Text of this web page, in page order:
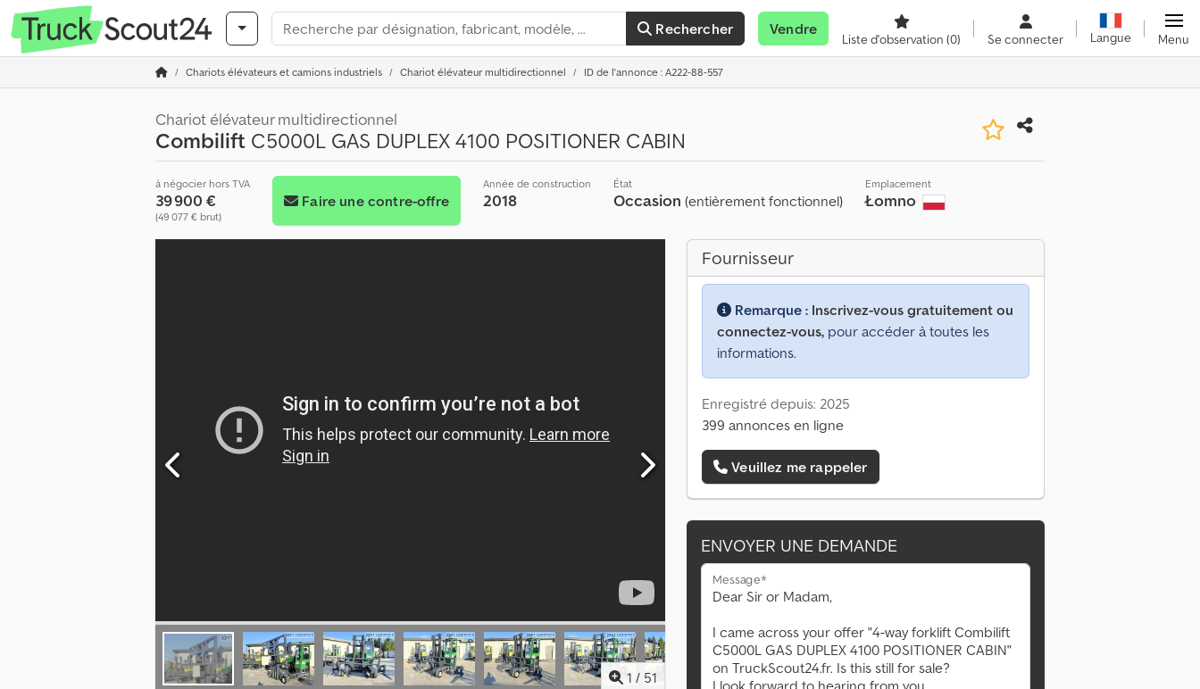
Rechercher Vendre
Liste d'observation (0) Se connecter Langue Menu
Chariots élévateurs et camions industriels Chariot élévateur multidirectionnel ID de l'annonce : A222-88-557
Chariot élévateur multidirectionnel
Combilift C5000L GAS DUPLEX 4100 POSITIONER CABIN
à négocier hors TVA
39 900 €
(49 077 € brut)
Faire une contre-offre
Année de construction
2018
État
Occasion (entièrement fonctionnel)
Emplacement
Łomno
1 / 51
Fournisseur
Remarque : Inscrivez-vous gratuitement ou
connectez-vous, pour accéder à toutes les
informations.
Enregistré depuis: 2025
399 annonces en ligne
Veuillez me rappeler
ENVOYER UNE DEMANDE
Message*